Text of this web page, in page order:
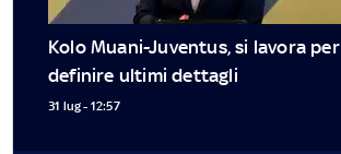
Kolo Muani-Juventus, si lavora per
definire ultimi dettagli
31 lug - 12:57